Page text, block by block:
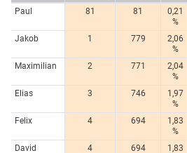
Paul
81 81
0,21
%
Jakob
1 779
2,06
%
Maximilian
2 771
2,04
%
Elias
3 746
1,97
%
Felix
4 694
1,83
%
David
4 694
1,83